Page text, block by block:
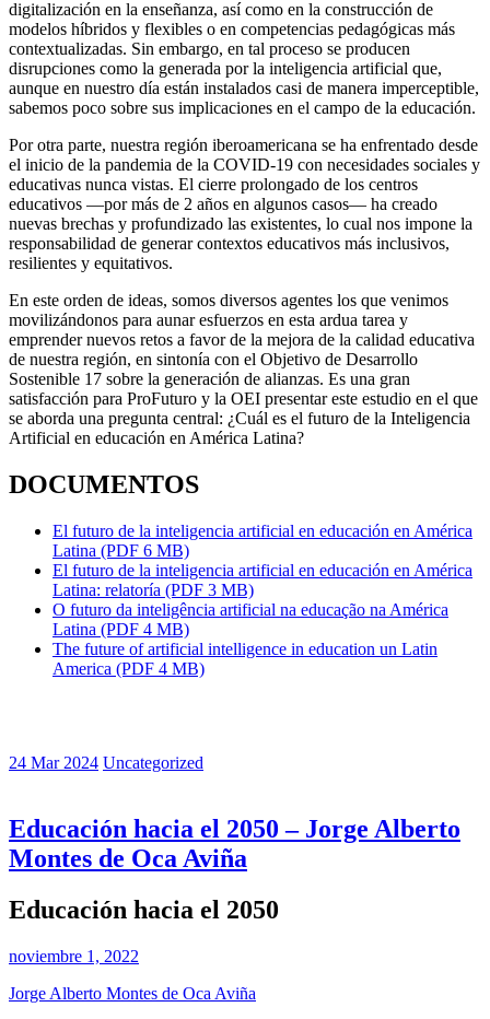
digitalización en la enseñanza, así como en la construcción de
modelos híbridos y flexibles o en competencias pedagógicas más
contextualizadas. Sin embargo, en tal proceso se producen
disrupciones como la generada por la inteligencia artificial que,
aunque en nuestro día están instalados casi de manera imperceptible,
sabemos poco sobre sus implicaciones en el campo de la educación.
Por otra parte, nuestra región iberoamericana se ha enfrentado desde
el inicio de la pandemia de la COVID-19 con necesidades sociales y
educativas nunca vistas. El cierre prolongado de los centros
educativos —por más de 2 años en algunos casos— ha creado
nuevas brechas y profundizado las existentes, lo cual nos impone la
responsabilidad de generar contextos educativos más inclusivos,
resilientes y equitativos.
En este orden de ideas, somos diversos agentes los que venimos
movilizándonos para aunar esfuerzos en esta ardua tarea y
emprender nuevos retos a favor de la mejora de la calidad educativa
de nuestra región, en sintonía con el Objetivo de Desarrollo
Sostenible 17 sobre la generación de alianzas. Es una gran
satisfacción para ProFuturo y la OEI presentar este estudio en el que
se aborda una pregunta central: ¿Cuál es el futuro de la Inteligencia
Artificial en educación en América Latina?
DOCUMENTOS
El futuro de la inteligencia artificial en educación en América
Latina (PDF 6 MB)
El futuro de la inteligencia artificial en educación en América
Latina: relatoría (PDF 3 MB)
O futuro da inteligência artificial na educação na América
Latina (PDF 4 MB)
The future of artificial intelligence in education un Latin
America (PDF 4 MB)
24 Mar 2024 Uncategorized
Educación hacia el 2050 – Jorge Alberto
Montes de Oca Aviña
Educación hacia el 2050
Publicado
noviembre 1, 2022
Autor
Jorge Alberto Montes de Oca Aviña